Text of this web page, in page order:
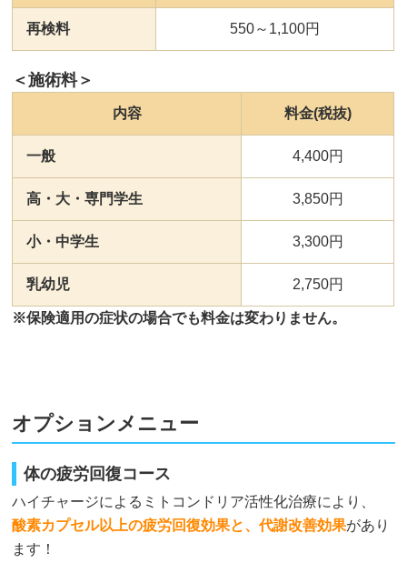
再検料 550～1,100円
＜施術料＞
内容 料金(税抜)
一般 4,400円
高・大・専門学生 3,850円
小・中学生 3,300円
乳幼児 2,750円
※保険適用の症状の場合でも料金は変わりません。
オプションメニュー
体の疲労回復コース
ハイチャージによるミトコンドリア活性化治療により、
酸素カプセル以上の疲労回復効果と、代謝改善効果があり
ます！